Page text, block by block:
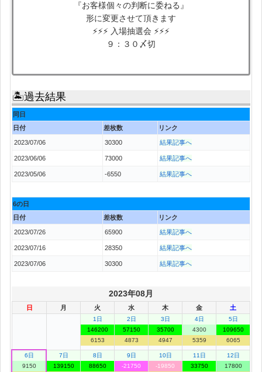
『お客様個々の判断に委ねる』
形に変更させて頂きます
⚡⚡⚡ 入場抽選会 ⚡⚡⚡
９：３０〆切
🏝過去結果
同日
日付
差枚数 リンク
2023/07/06 30300 結果記事へ
2023/06/06 73000 結果記事へ
2023/05/06 -6550 結果記事へ
6の日
日付
差枚数 リンク
2023/07/26 65900 結果記事へ
2023/07/16 28350 結果記事へ
2023/07/06 30300 結果記事へ
2023年08月
日 月 火 水 木 金 土
1日
146200
6153
2日
57150
4873
3日
35700
4947
4日
4300
5359
5日
109650
6065
6日
9150
7日
139150
8日
88650
9日
-21750
10日
-19850
11日
33750
12日
17800